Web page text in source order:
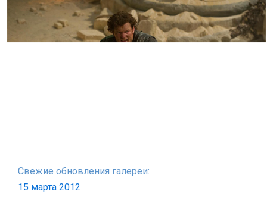
Свежие обновления галереи:
15 марта 2012